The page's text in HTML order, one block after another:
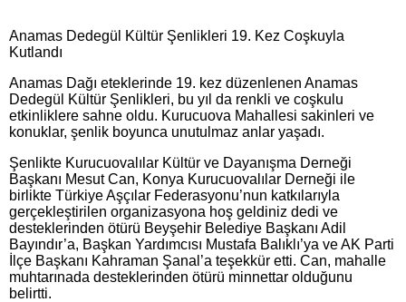
Anamas Dedegül Kültür Şenlikleri 19. Kez Coşkuyla
Kutlandı
Anamas Dağı eteklerinde 19. kez düzenlenen Anamas
Dedegül Kültür Şenlikleri, bu yıl da renkli ve coşkulu
etkinliklere sahne oldu. Kurucuova Mahallesi sakinleri ve
konuklar, şenlik boyunca unutulmaz anlar yaşadı.
Şenlikte Kurucuovalılar Kültür ve Dayanışma Derneği
Başkanı Mesut Can, Konya Kurucuovalılar Derneği ile
birlikte Türkiye Aşçılar Federasyonu’nun katkılarıyla
gerçekleştirilen organizasyona hoş geldiniz dedi ve
desteklerinden ötürü Beyşehir Belediye Başkanı Adil
Bayındır’a, Başkan Yardımcısı Mustafa Balıklı’ya ve AK Parti
İlçe Başkanı Kahraman Şanal’a teşekkür etti. Can, mahalle
muhtarınada desteklerinden ötürü minnettar olduğunu
belirtti.